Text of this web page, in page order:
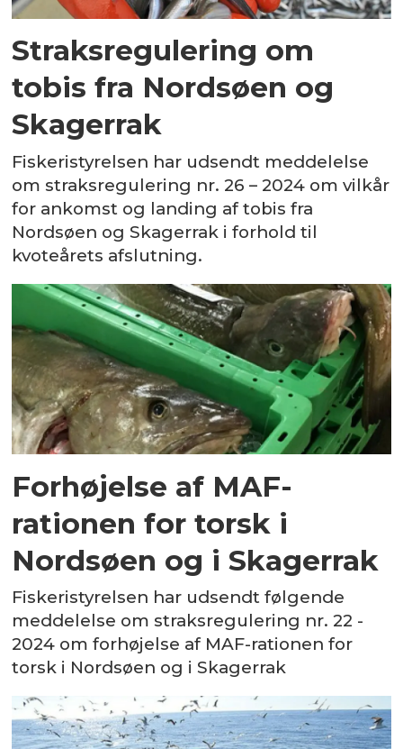
Straksregulering om
tobis fra Nordsøen og
Skagerrak
Fiskeristyrelsen har udsendt meddelelse
om straksregulering nr. 26 – 2024 om vilkår
for ankomst og landing af tobis fra
Nordsøen og Skagerrak i forhold til
kvoteårets afslutning.
Forhøjelse af MAF-
rationen for torsk i
Nordsøen og i Skagerrak
Fiskeristyrelsen har udsendt følgende
meddelelse om straksregulering nr. 22 -
2024 om forhøjelse af MAF-rationen for
torsk i Nordsøen og i Skagerrak